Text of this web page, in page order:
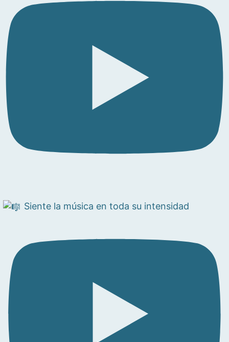
Siente la música en toda su intensidad